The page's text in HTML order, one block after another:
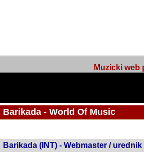
Muzicki web
Barikada - World Of Music
Barikada (INT) - Webmaster / urednik